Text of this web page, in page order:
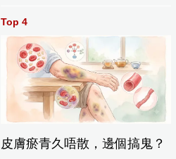
Top 4
皮膚瘀青久唔散，邊個搞鬼？